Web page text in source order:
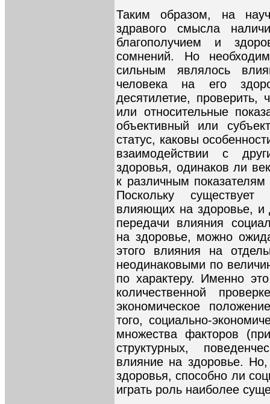
Таким образом, на
здравого смысла
благополучием и
сомнений. Но
сильным являлось
человека на его
десятилетие,
или относительные
объективный или
статус, каковы
взаимодействии с
здоровья, одинаков ли
к различным
Поскольку
влияющих на здоровье, и
передачи влияния
на здоровье, можно
этого влияния на
неодинаковыми по
по характеру. Именно
количественной
экономическое
того, социально-
множества факторов
структурных,
влияние на здоровье.
здоровья, способно ли
играть роль наиболее